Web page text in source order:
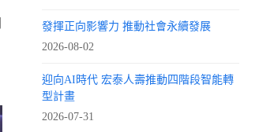
發揮正向影響力 推動社會永續發展
2026-08-02
迎向AI時代 宏泰人壽推動四階段智能轉
型計畫
2026-07-31